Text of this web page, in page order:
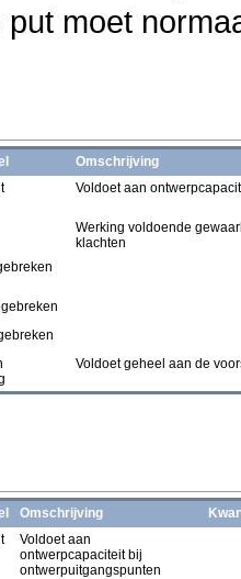
moet
Omschrijving
Voldoet aan
Werking voldoende
klachten
Voldoet geheel aan de
Omschrijving
Voldoet aan
ontwerpcapaciteit bij
ontwerpuitgangspunten